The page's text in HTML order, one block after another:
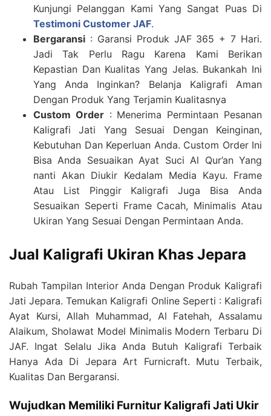
Kunjungi Pelanggan Kami Yang Sangat Puas Di
Testimoni Customer JAF.
Bergaransi : Garansi Produk JAF 365 + 7 Hari.
Jadi Tak Perlu Ragu Karena Kami Berikan
Kepastian Dan Kualitas Yang Jelas. Bukankah Ini
Yang Anda Inginkan? Belanja Kaligrafi Aman
Dengan Produk Yang Terjamin Kualitasnya
Custom Order: Menerima Permintaan Pesanan
Kaligrafi Jati Yang Sesuai Dengan Keinginan,
Kebutuhan Dan Keperluan Anda. Custom Order Ini
Bisa Anda Sesuaikan Ayat Suci Al Qur’an Yang
nanti Akan Diukir Kedalam Media Kayu. Frame
Atau List Pinggir Kaligrafi Juga Bisa Anda
Sesuaikan Seperti Frame Cacah, Minimalis Atau
Ukiran Yang Sesuai Dengan Permintaan Anda.
Jual Kaligrafi Ukiran Khas Jepara
Rubah Tampilan Interior Anda Dengan Produk Kaligrafi
Jati Jepara. Temukan Kaligrafi Online Seperti : Kaligrafi
Ayat Kursi, Allah Muhammad, Al Fatehah, Assalamu
Alaikum, Sholawat Model Minimalis Modern Terbaru Di
JAF. Ingat Selalu Jika Anda Butuh Kaligrafi Terbaik
Hanya Ada Di Jepara Art Furnicraft. Mutu Terbaik,
Kualitas Dan Bergaransi.
Wujudkan Memiliki Furnitur Kaligrafi Jati Ukir